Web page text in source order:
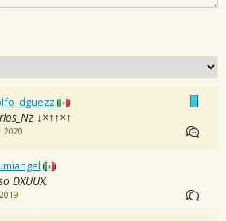
↓×↑↑×↑
2020
DXUUX.